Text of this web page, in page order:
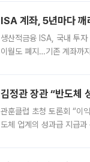
ISA 계좌, 5년마다
생산적금융 ISA, 국내 투
이월도 폐지…기존 계좌까
김정관 장관 “반도체
관훈클럽 초청 토론회 “이
도체 업계의 성과급 지급